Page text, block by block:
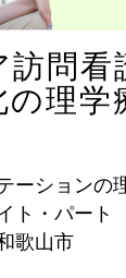
問看
理学
ーションの
ト・パート
歌山市